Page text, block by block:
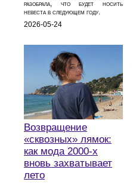
разобрала, что будет носить
невеста в следующем году.
2026-05-24
Возвращение
«сквозных» лямок:
как мода 2000‑х
вновь захватывает
лето